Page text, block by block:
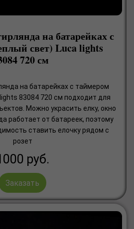
на батарейках с
свет) Luca lights
720 см
на батарейках с таймером
83084 720 см подходит для
Можно украсить елку, окно
работает от батареек, поэтому
ставить елочку рядом с
розет
руб.
Заказать